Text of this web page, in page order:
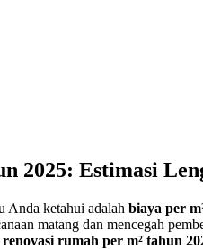
2025: Estimasi
Anda ketahui adalah biaya per
matang dan mencegah
rumah per m² tahun